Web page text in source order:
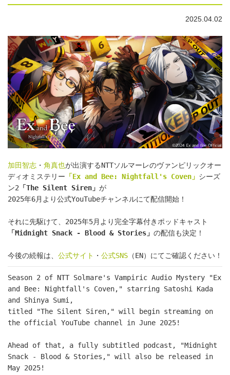
2025.04.02
加田智志 ・ 角真也が出演するNTTソルマーレのヴァンピリックオー
ディオミステリー 「Ex and Bee: Nightfall's Coven」 シーズ
ン2 「The Silent Siren」 が
2025年6月より公式YouTubeチャンネルにて配信開始！
それに先駆けて、2025年5月より完全字幕付きポッドキャスト
「Midnight Snack - Blood & Stories」 の配信も決定！
今後の続報は、 公式サイト ・ 公式SNS （EN）にてご確認ください！
Season 2 of NTT Solmare's Vampiric Audio Mystery "Ex
and Bee: Nightfall's Coven," starring Satoshi Kada
and Shinya Sumi,
titled "The Silent Siren," will begin streaming on
the official YouTube channel in June 2025!
Ahead of that, a fully subtitled podcast, "Midnight
Snack - Blood & Stories," will also be released in
May 2025!